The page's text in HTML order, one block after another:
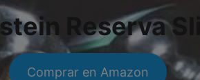
Reserva
Comprar en Amazon